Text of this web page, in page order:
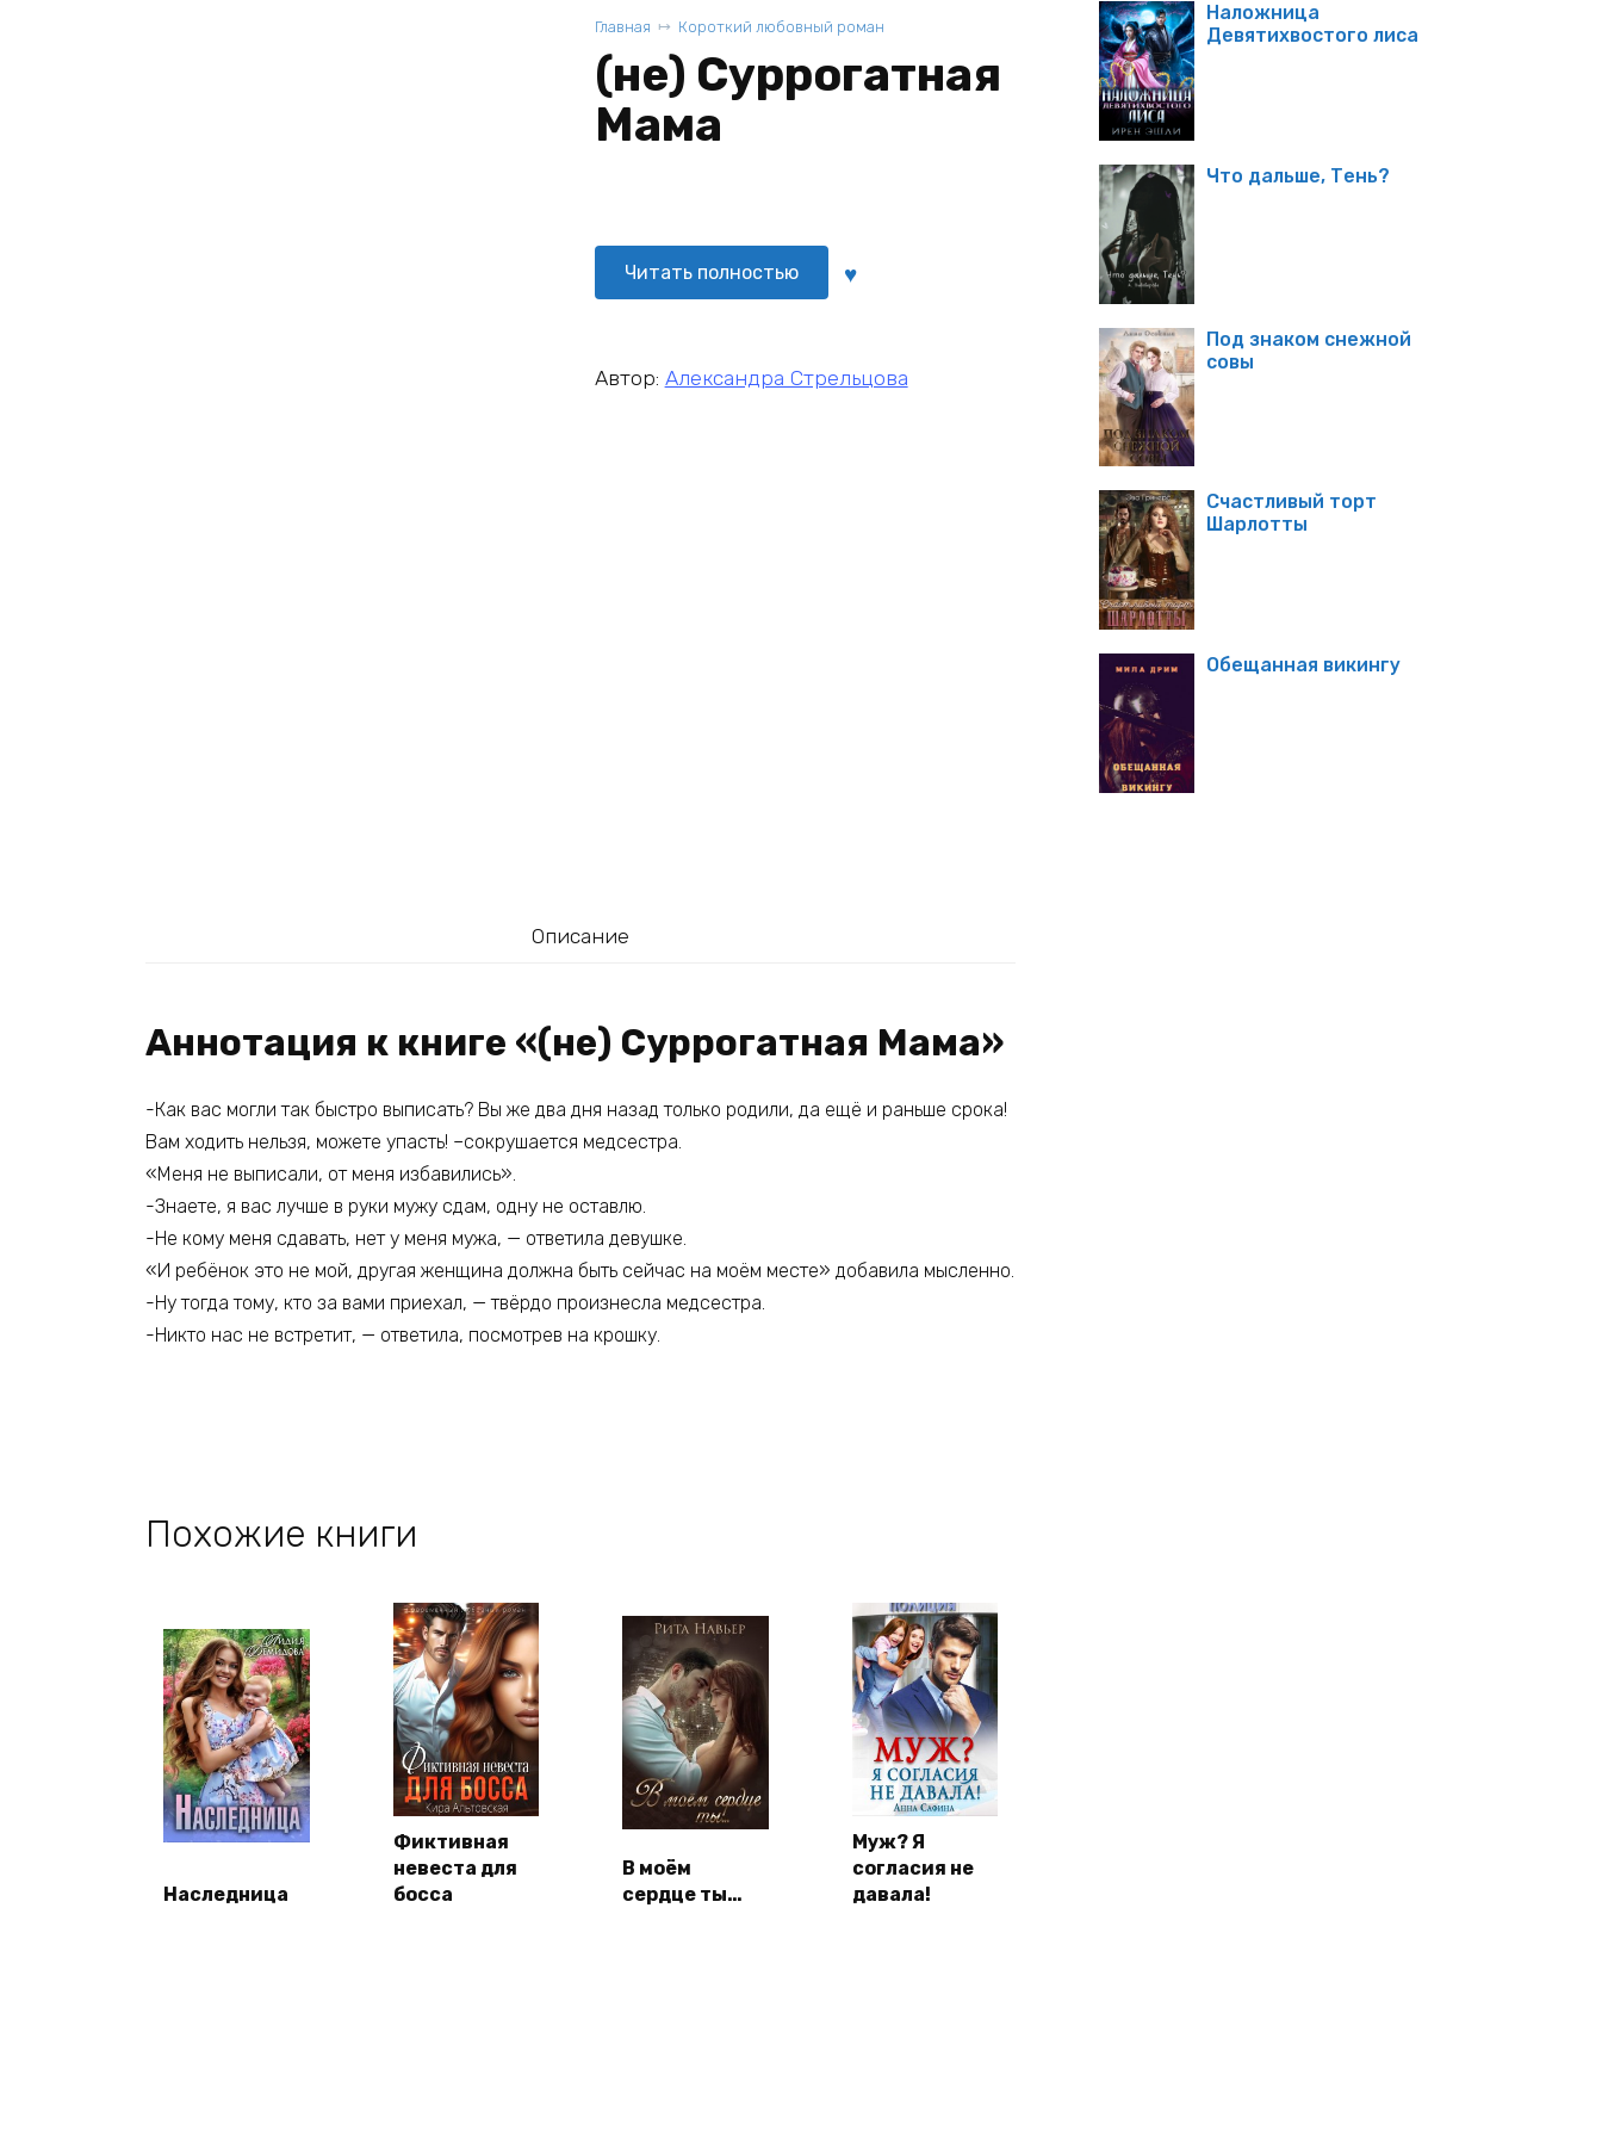
Главная Короткий любовный роман
(не) Суррогатная
Мама
Читать полностью
Автор: Александра Стрельцова
Описание
Аннотация к книге «(не) Суррогатная Мама»
-Как вас могли так быстро выписать? Вы же два дня назад только родили, да ещё и раньше срока!
Вам ходить нельзя, можете упасть! –сокрушается медсестра.
«Меня не выписали, от меня избавились».
-Знаете, я вас лучше в руки мужу сдам, одну не оставлю.
-Не кому меня сдавать, нет у меня мужа, — ответила девушке.
«И ребёнок это не мой, другая женщина должна быть сейчас на моём месте» добавила мысленно.
-Ну тогда тому, кто за вами приехал, — твёрдо произнесла медсестра.
-Никто нас не встретит, — ответила, посмотрев на крошку.
Похожие книги
Наследница
Фиктивная
невеста для
босса
В моём
сердце ты…
Муж? Я
согласия не
давала!
Наложница
Девятихвостого лиса
Что дальше, Тень?
Под знаком снежной
совы
Счастливый торт
Шарлотты
Обещанная викингу